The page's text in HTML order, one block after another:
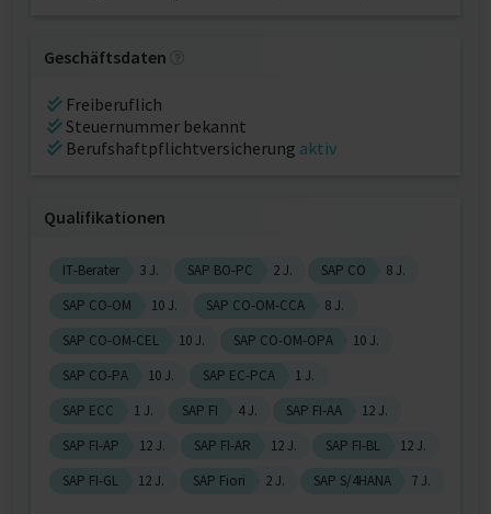
Geschäftsdaten
Freiberuflich
Steuernummer bekannt
Berufshaftpflichtversicherung aktiv
Qualifikationen
IT-Berater 3 J. SAP BO-PC 2 J. SAP CO
8 J.
SAP CO-OM
10 J. SAP CO-OM-CCA
8 J.
SAP CO-OM-CEL
10 J. SAP CO-OM-OPA
10 J.
SAP CO-PA
10 J. SAP EC-PCA
1 J.
SAP ECC
1 J. SAP FI 4 J. SAP FI-AA
12 J.
SAP FI-AP
12 J. SAP FI-AR 12 J. SAP FI-BL
12 J.
SAP FI-GL
12 J. SAP Fiori 2 J. SAP S/4HANA 7 J.